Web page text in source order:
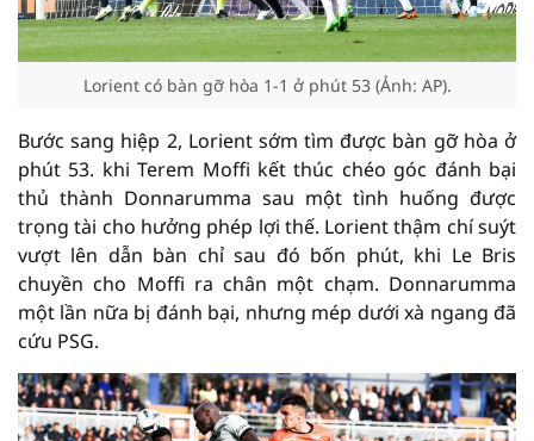
Lorient có bàn gỡ hòa 1-1 ở phút 53 (Ảnh: AP).
Bước sang hiệp 2, Lorient sớm tìm được bàn gỡ hòa ở
phút 53. khi Terem Moffi kết thúc chéo góc đánh bại
thủ thành Donnarumma sau một tình huống được
trọng tài cho hưởng phép lợi thế. Lorient thậm chí suýt
vượt lên dẫn bàn chỉ sau đó bốn phút, khi Le Bris
chuyền cho Moffi ra chân một chạm. Donnarumma
một lần nữa bị đánh bại, nhưng mép dưới xà ngang đã
cứu PSG.